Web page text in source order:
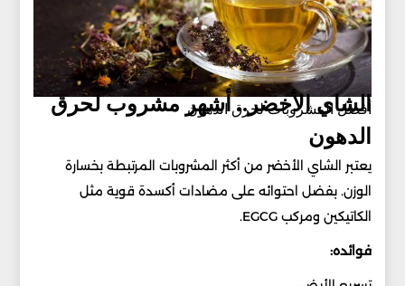
أفضل المشروبات لحرق الدهون
الشاي الأخضر.. أشهر مشروب لحرق
الدهون
يعتبر الشاي الأخضر من أكثر المشروبات المرتبطة بخسارة
الوزن. بفضل احتوائه على مضادات أكسدة قوية مثل
الكاتيكين ومركب EGCG.
فوائده: